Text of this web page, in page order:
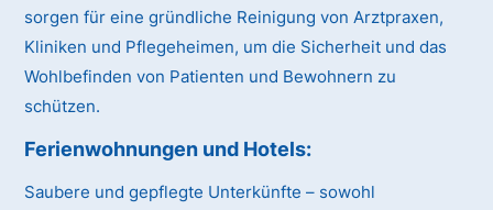
sorgen für eine gründliche Reinigung von Arztpraxen,
Kliniken und Pflegeheimen, um die Sicherheit und das
Wohlbefinden von Patienten und Bewohnern zu
schützen.
Ferienwohnungen und Hotels:
Saubere und gepflegte Unterkünfte – sowohl